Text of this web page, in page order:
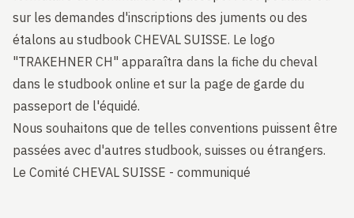
sur les demandes d'inscriptions des juments ou des
étalons au studbook CHEVAL SUISSE. Le logo
"TRAKEHNER CH" apparaîtra dans la fiche du cheval
dans le studbook online et sur la page de garde du
passeport de l'équidé.
Nous souhaitons que de telles conventions puissent être
passées avec d'autres studbook, suisses ou étrangers.
Le Comité CHEVAL SUISSE - communiqué